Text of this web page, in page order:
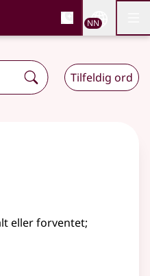
og
NN
Tilfeldig ord
eller forventet;